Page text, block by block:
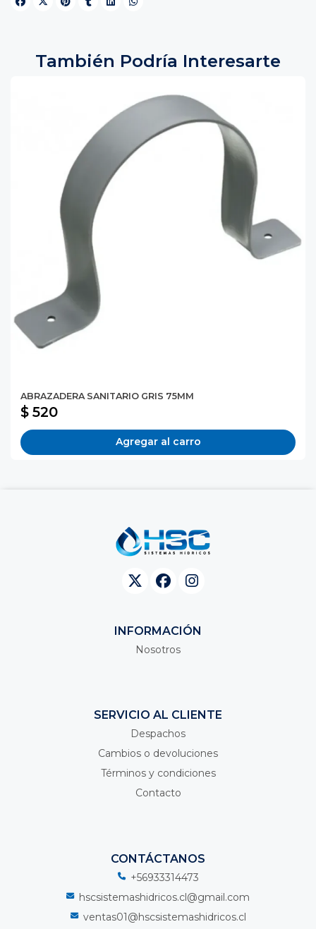
También Podría Interesarte
ABRAZADERA SANITARIO GRIS 75MM
$ 520
Agregar al carro
INFORMACIÓN
Nosotros
SERVICIO AL CLIENTE
Despachos
Cambios o devoluciones
Términos y condiciones
Contacto
CONTÁCTANOS
+56933314473
hscsistemashidricos.cl@gmail.com
ventas01@hscsistemashidricos.cl